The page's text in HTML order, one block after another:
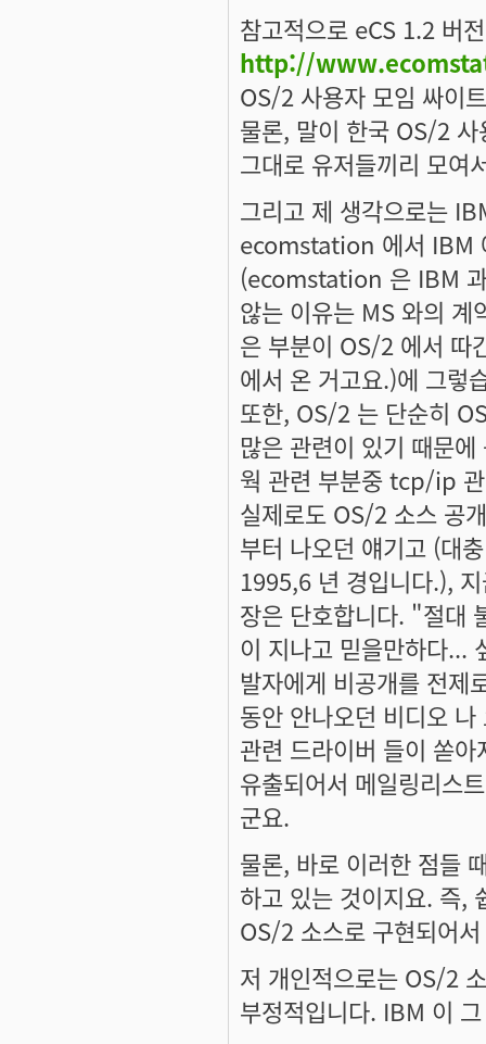
참고적으로 eCS 1.2 버
http://
OS/2 사용자 모임 싸이
물론, 말이 한국 OS/2
그대로 유저들끼리 모여
그리고 제 생각으로는
ecomstation 에서 IBM
(ecomstation 은 IBM
않는 이유는 MS 와의 계
은 부분이 OS/2 에서 따
에서 온 거고요.)에 그렇
또한, OS/2 는 단순히
많은 관련이 있기 때문
웍 관련 부분중 tcp/ip
실제로도 OS/2 소스 공
부터 나오던 얘기고 (대
1995,6 년 경입니다.),
장은 단호합니다. "절대
이 지나고 믿을만하다...
발자에게 비공개를 전제
동안 안나오던 비디오
관련 드라이버 들이 쏟
유출되어서 메일링리스
군요.
물론, 바로 이러한 점들
하고 있는 것이지요. 즉,
OS/2 소스로 구현되어
저 개인적으로는 OS/2
부정적입니다. IBM 이